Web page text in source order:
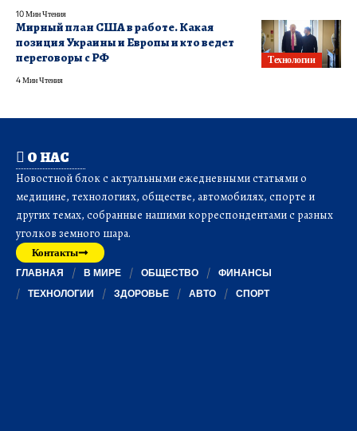
10 Мин Чтения
Технологии
Мирный план США в работе. Какая
позиция Украины и Европы и кто ведет
переговоры с РФ
4 Мин Чтения
О НАС
Новостной блок с актуальными ежедневными статьями о
медицине, технологиях, обществе, автомобилях, спорте и
других темах, собранные нашими корреспондентами с разных
уголков земного шара.
Контакты
ГЛАВНАЯ В МИРЕ ОБЩЕСТВО
ФИНАНСЫ
ТЕХНОЛОГИИ
ЗДОРОВЬЕ АВТО СПОРТ